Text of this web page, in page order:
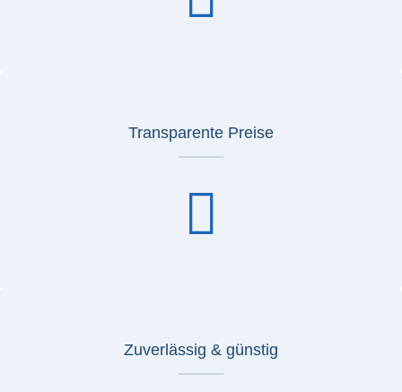
Transparente Preise
Zuverlässig & günstig